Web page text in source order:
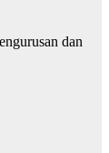
dan